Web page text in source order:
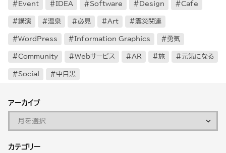
Event IDEA Software Design Cafe
講演 温泉 必見 Art 震災関連
WordPress Information Graphics 勇気
Community Webサービス AR 旅 元気になる
Social 中目黒
アーカイブ
カテゴリー